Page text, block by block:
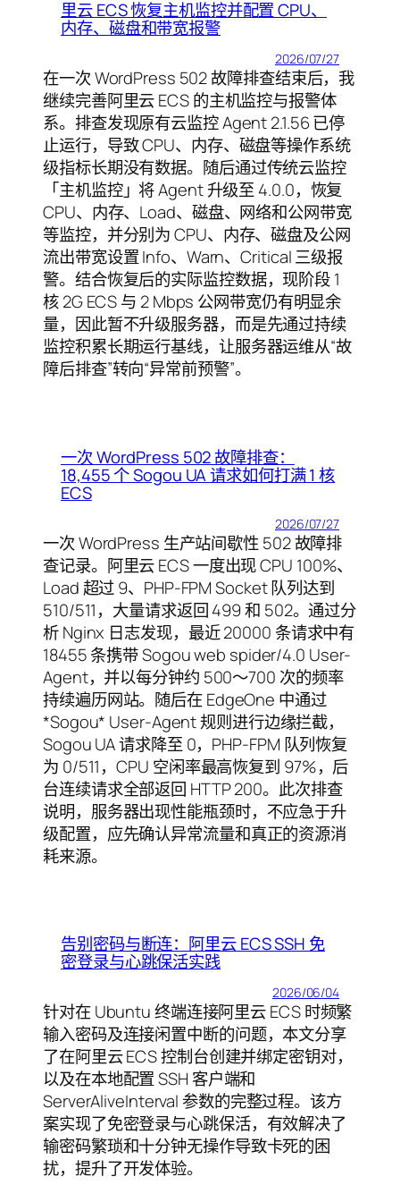
里云 ECS 恢复主机监控并配置 CPU、
内存、磁盘和带宽报警
2026/07/27
在一次 WordPress 502 故障排查结束后，我
继续完善阿里云 ECS 的主机监控与报警体
系。排查发现原有云监控 Agent 2.1.56 已停
止运行，导致 CPU、内存、磁盘等操作系统
级指标长期没有数据。随后通过传统云监控
「主机监控」将 Agent 升级至 4.0.0，恢复
CPU、内存、Load、磁盘、网络和公网带宽
等监控，并分别为 CPU、内存、磁盘及公网
流出带宽设置 Info、Warn、Critical 三级报
警。结合恢复后的实际监控数据，现阶段 1
核 2G ECS 与 2 Mbps 公网带宽仍有明显余
量，因此暂不升级服务器，而是先通过持续
监控积累长期运行基线，让服务器运维从“故
障后排查”转向“异常前预警”。
一次 WordPress 502 故障排查：
18,455 个 Sogou UA 请求如何打满 1 核
ECS
2026/07/27
一次 WordPress 生产站间歇性 502 故障排
查记录。阿里云 ECS 一度出现 CPU 100%、
Load 超过 9、PHP-FPM Socket 队列达到
510/511，大量请求返回 499 和 502。通过分
析 Nginx 日志发现，最近 20000 条请求中有
18455 条携带 Sogou web spider/4.0 User-
Agent，并以每分钟约 500～700 次的频率
持续遍历网站。随后在 EdgeOne 中通过
*Sogou* User-Agent 规则进行边缘拦截，
Sogou UA 请求降至 0，PHP-FPM 队列恢复
为 0/511，CPU 空闲率最高恢复到 97%，后
台连续请求全部返回 HTTP 200。此次排查
说明，服务器出现性能瓶颈时，不应急于升
级配置，应先确认异常流量和真正的资源消
耗来源。
告别密码与断连：阿里云 ECS SSH 免
密登录与心跳保活实践
2026/06/04
针对在 Ubuntu 终端连接阿里云 ECS 时频繁
输入密码及连接闲置中断的问题，本文分享
了在阿里云 ECS 控制台创建并绑定密钥对，
以及在本地配置 SSH 客户端和
ServerAliveInterval 参数的完整过程。该方
案实现了免密登录与心跳保活，有效解决了
输密码繁琐和十分钟无操作导致卡死的困
扰，提升了开发体验。